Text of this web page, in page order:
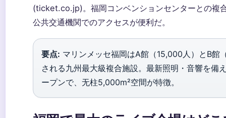
(ticket.co.jp)。福岡コンベンションセンターとの複
公共交通機関でのアクセスが便利だ。
要点: マリンメッセ福岡はA館（15,000人）とB館
される九州最大級複合施設。最新照明・音響を備
ープンで、无柱5,000m²空間が特徴。